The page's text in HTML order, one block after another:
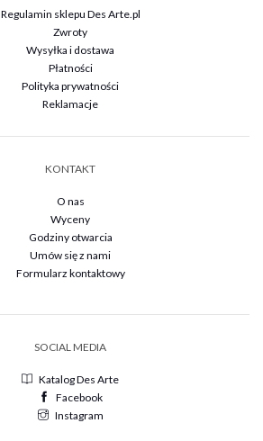
Regulamin sklepu Des Arte.pl
Zwroty
Wysyłka i dostawa
Płatności
Polityka prywatności
Reklamacje
KONTAKT
O nas
Wyceny
Godziny otwarcia
Umów się z nami
Formularz kontaktowy
SOCIAL MEDIA
Katalog Des Arte
Facebook
Instagram